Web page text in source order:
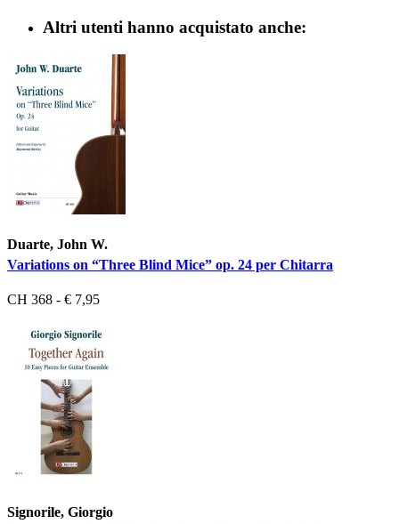
Altri utenti hanno acquistato anche:
Duarte, John W.
Variations on “Three Blind Mice” op. 24 per Chitarra
CH 368 - € 7,95
Signorile, Giorgio